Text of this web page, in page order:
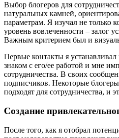
Выбор блогеров для
натуральных камней,
параметрам. Я изучал не только
уровень вовлеченности – залог
Важным критерием был и
Первые контакты я
знаком с его/ее работой и мне
сотрудничества. В своих
подписчиков. Некоторые
подходят для сотрудничества, и
Создание
После того, как я отобрал